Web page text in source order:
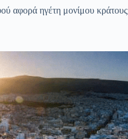
αφορά ηγέτη μονίμου κράτους